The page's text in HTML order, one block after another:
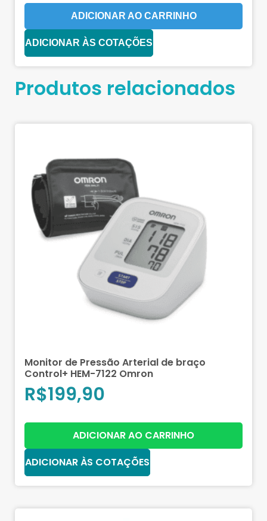
ADICIONAR AO CARRINHO
ADICIONAR ÀS COTAÇÕES
Produtos relacionados
Monitor de Pressão Arterial de braço
Control+ HEM-7122 Omron
R$199,90
ADICIONAR AO CARRINHO
ADICIONAR ÀS COTAÇÕES